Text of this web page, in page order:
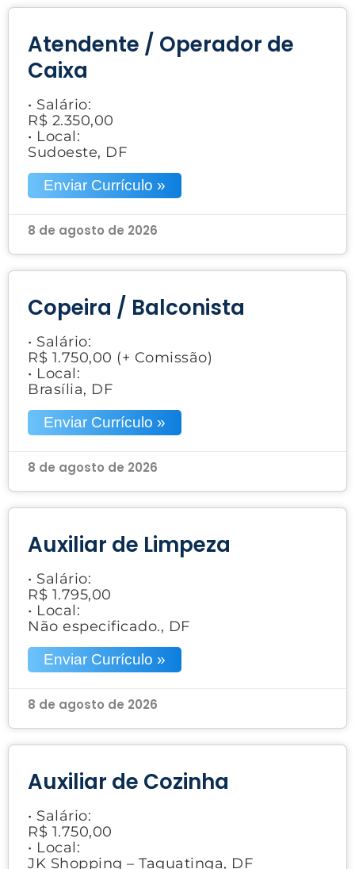
Atendente / Operador de
Caixa
• Salário:
R$ 2.350,00
• Local:
Sudoeste, DF
Enviar Currículo »
8 de agosto de 2026
Copeira / Balconista
• Salário:
R$ 1.750,00 (+ Comissão)
• Local:
Brasília, DF
Enviar Currículo »
8 de agosto de 2026
Auxiliar de Limpeza
• Salário:
R$ 1.795,00
• Local:
Não especificado., DF
Enviar Currículo »
8 de agosto de 2026
Auxiliar de Cozinha
• Salário:
R$ 1.750,00
• Local:
JK Shopping – Taguatinga, DF